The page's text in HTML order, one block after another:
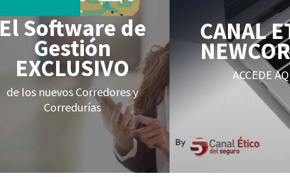
El Software de
Gestión
EXCLUSIVO
de los nuevos Corredores y
Corredurías
CANAL
ACCEDE